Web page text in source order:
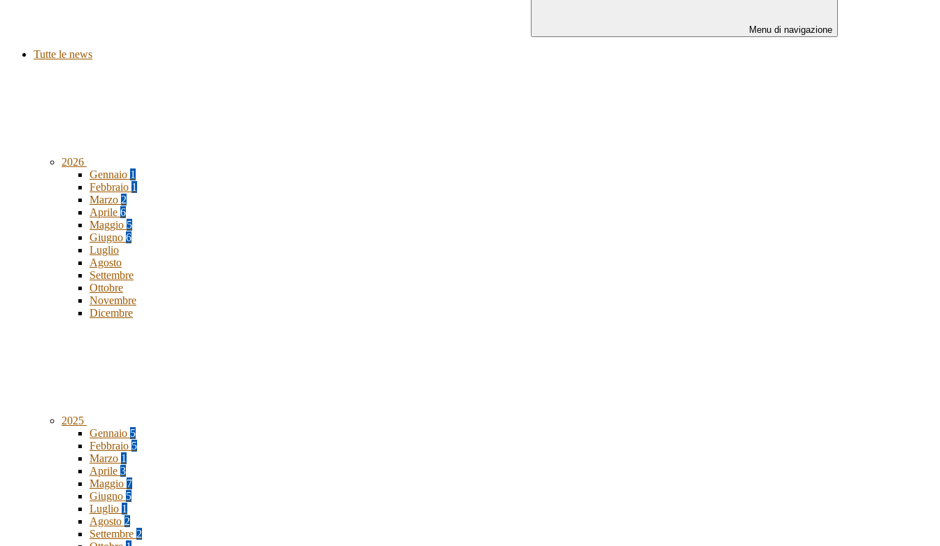
Menu di navigazione
Tutte le news
2026
Gennaio 1
Febbraio 1
Marzo 2
Aprile 6
Maggio 5
Giugno 6
Luglio
Agosto
Settembre
Ottobre
Novembre
Dicembre
2025
Gennaio 5
Febbraio 5
Marzo 1
Aprile 3
Maggio 7
Giugno 5
Luglio 1
Agosto 2
Settembre 2